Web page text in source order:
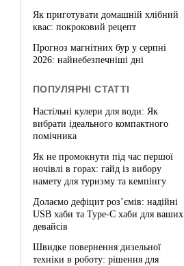
Як приготувати домашній хлібний
квас: покроковий рецепт
Прогноз магнітних бур у серпні
2026: найнебезпечніші дні
ПОПУЛЯРНІ СТАТТІ
Настільні кулери для води: Як
вибрати ідеального компактного
помічника
Як не промокнути під час першої
ночівлі в горах: гайд із вибору
намету для туризму та кемпінгу
Долаємо дефіцит роз’ємів: надійні
USB хаби та Type-C хаби для ваших
девайсів
Швидке повернення дизельної
техніки в роботу: рішення для